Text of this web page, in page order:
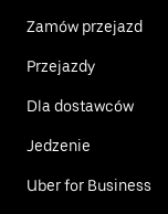
Zamów przejazd
Przejazdy
Dla dostawców
Jedzenie
Uber for Business